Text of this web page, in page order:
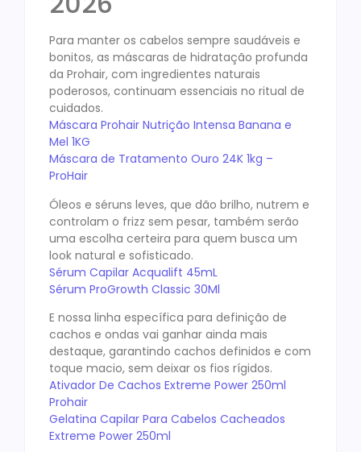
Para manter os cabelos sempre saudáveis e
bonitos, as máscaras de hidratação profunda
da Prohair, com ingredientes naturais
poderosos, continuam essenciais no ritual de
cuidados.
Máscara Prohair Nutrição Intensa Banana e
Mel 1KG
Máscara de Tratamento Ouro 24K 1kg –
ProHair
Óleos e séruns leves, que dão brilho, nutrem e
controlam o frizz sem pesar, também serão
uma escolha certeira para quem busca um
look natural e sofisticado.
Sérum Capilar Acqualift 45mL
Sérum ProGrowth Classic 30Ml
E nossa linha específica para definição de
cachos e ondas vai ganhar ainda mais
destaque, garantindo cachos definidos e com
toque macio, sem deixar os fios rígidos.
Ativador De Cachos Extreme Power 250ml
Prohair
Gelatina Capilar Para Cabelos Cacheados
Extreme Power 250ml